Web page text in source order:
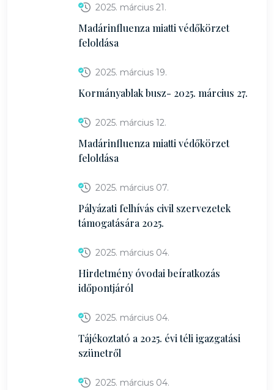
2025. március 21.
Madárinfluenza miatti védőkörzet
feloldása
2025. március 19.
Kormányablak busz- 2025. március 27.
2025. március 12.
Madárinfluenza miatti védőkörzet
feloldása
2025. március 07.
Pályázati felhívás civil szervezetek
támogatására 2025.
2025. március 04.
Hirdetmény óvodai beíratkozás
időpontjáról
2025. március 04.
Tájékoztató a 2025. évi téli igazgatási
szünetről
2025. március 04.